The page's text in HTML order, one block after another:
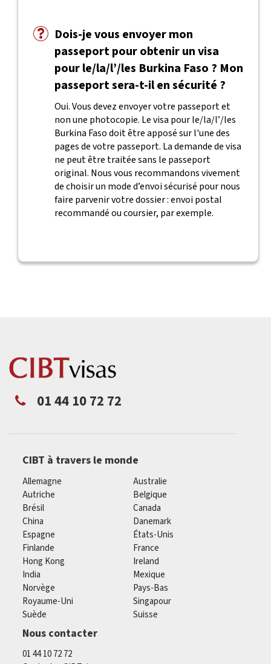
Dois-je vous envoyer mon
passeport pour obtenir un visa
pour le/la/l’/les Burkina Faso ? Mon
passeport sera-t-il en sécurité ?
Oui. Vous devez envoyer votre passeport et
non une photocopie. Le visa pour le/la/l’/les
Burkina Faso doit être apposé sur l'une des
pages de votre passeport. La demande de visa
ne peut être traitée sans le passeport
original. Nous vous recommandons vivement
de choisir un mode d’envoi sécurisé pour nous
faire parvenir votre dossier : envoi postal
recommandé ou coursier, par exemple.
01 44 10 72 72
CIBT à travers le monde
Allemagne
Australie
Autriche
Belgique
Brésil
Canada
China
Danemark
Espagne
États-Unis
Finlande
France
Hong Kong
Ireland
India
Mexique
Norvège
Pays-Bas
Royaume-Uni
Singapour
Suède
Suisse
Nous contacter
01 44 10 72 72